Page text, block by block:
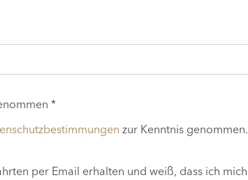
*
zur Kenntnis genommen.
per Email erhalten und weiß, dass ich mich